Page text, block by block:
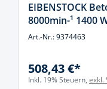
EIBENSTOCK
8000min-¹ 1400
Art.-Nr.: 9374463
508,43 €*
Inkl. 19% Steuern, exkl.